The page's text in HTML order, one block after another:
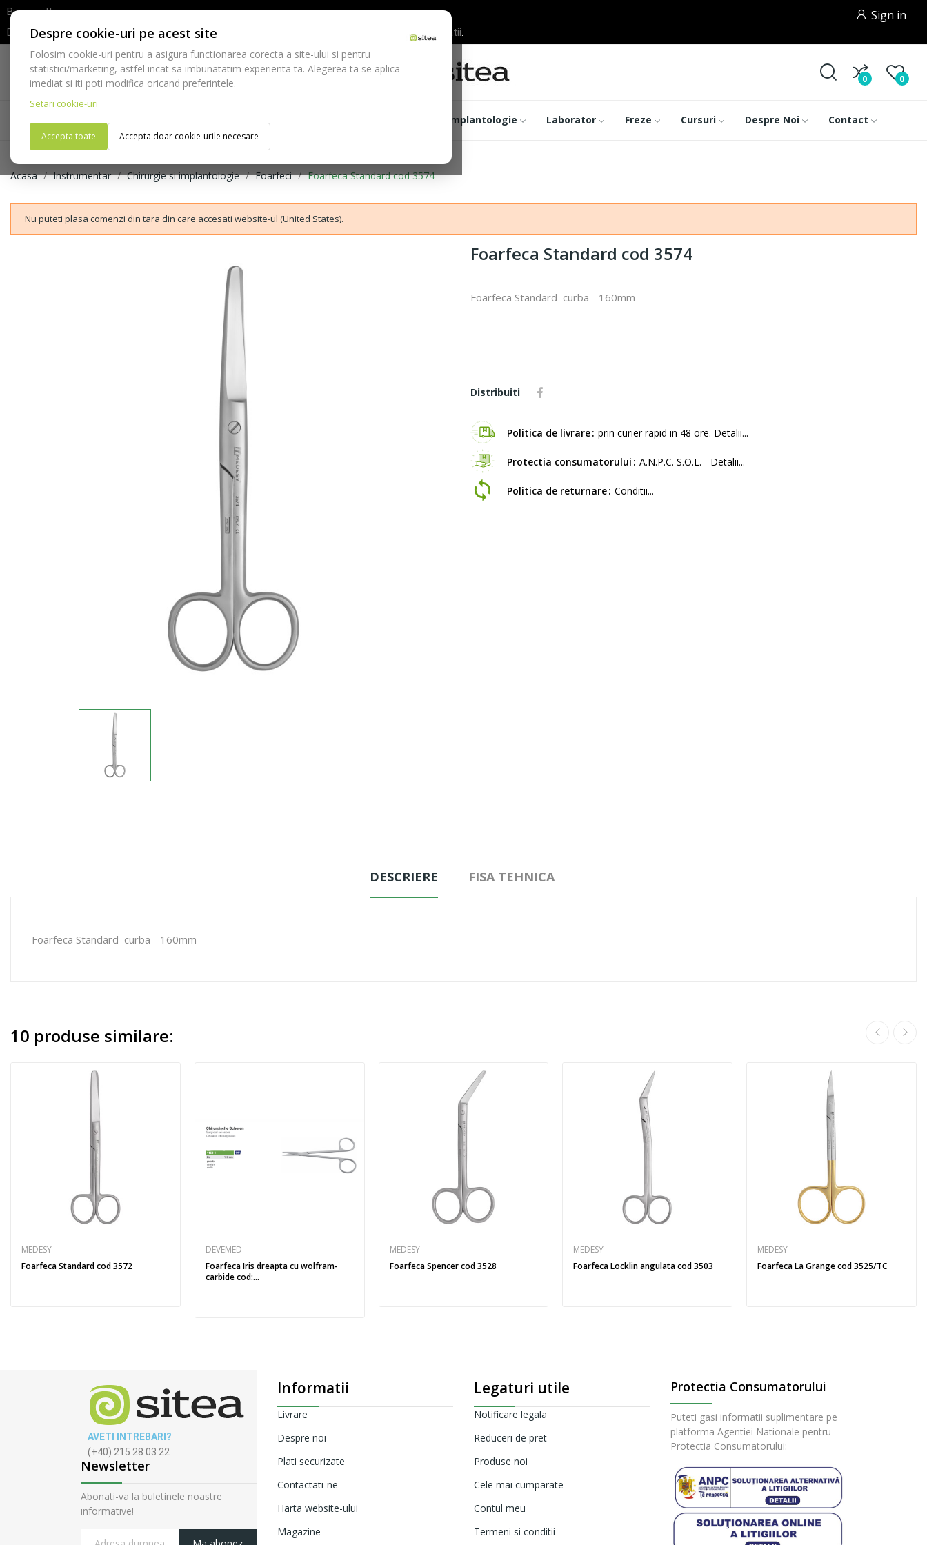
Despre cookie-uri pe acest site
Folosim cookie-uri pentru a asigura functionarea corecta a site-ului si pentru
statistici/marketing, astfel incat sa imbunatatim experienta ta. Alegerea ta se aplica
imediat si iti poti modifica oricand preferintele.
Setari cookie-uri
Accepta toate Accepta doar cookie-urile necesare
Bun venit!
Dupa efectuarea comenzii va rugam sa asteptati confirmarea stocurilor inainte de efectuarea platii.
Sign in
Telefon:
021-528 03 23
0 0
Acasa Consumabile Echipamente Implantologie Laborator Freze Cursuri Despre Noi Contact
Acasa Instrumentar Chirurgie si implantologie Foarfeci Foarfeca Standard cod 3574
Nu puteti plasa comenzi din tara din care accesati website-ul (United States).
Foarfeca Standard cod 3574
Foarfeca Standard curba - 160mm
Distribuiti
Politica de livrare prin curier rapid in 48 ore. Detalii...
Protectia consumatorului A.N.P.C. S.O.L. - Detalii...
Politica de returnare Conditii...
DESCRIERE FISA TEHNICA
Foarfeca Standard curba - 160mm
10 produse similare:
MEDESY
Foarfeca Standard cod 3572
DEVEMED
Foarfeca Iris dreapta cu wolfram-
carbide cod:...
MEDESY
Foarfeca Spencer cod 3528
MEDESY
Foarfeca Locklin angulata cod 3503
MEDESY
Foarfeca La Grange cod 3525/TC
AVETI INTREBARI?
(+40) 215 28 03 22
Newsletter
Abonati-va la buletinele noastre
informative!
Informatii
Livrare
Despre noi
Plati securizate
Contactati-ne
Harta website-ului
Magazine
Legaturi utile
Notificare legala
Reduceri de pret
Produse noi
Cele mai cumparate
Contul meu
Termeni si conditii
Protectia Consumatorului
Puteti gasi informatii suplimentare pe
platforma Agentiei Nationale pentru
Protectia Consumatorului: